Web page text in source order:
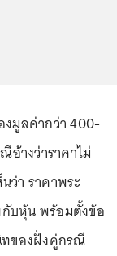
มูลค่ากว่า 400-
างว่าราคาไม่
ว่า ราคาพระ
บหุ้น พร้อมตั้งข้อ
ทของฝั่งคู่กรณี